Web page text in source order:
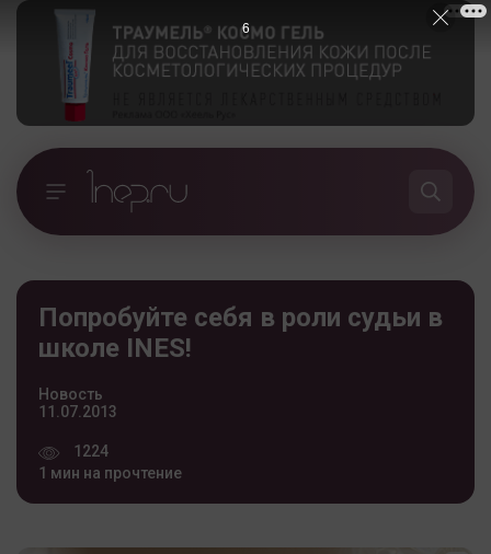
Попробуйте себя в роли судьи в
школе INES!
Новость
11.07.2013
1224
1 мин на прочтение
5